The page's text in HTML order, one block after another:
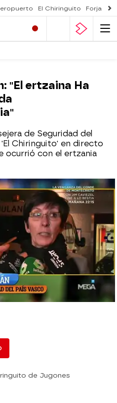
El Chiringuito Forjado
"El ertzaina Ha
de Seguridad del
Chiringuito' en directo
ocurrió con el ertzania
2018, 03:02
de Jugones